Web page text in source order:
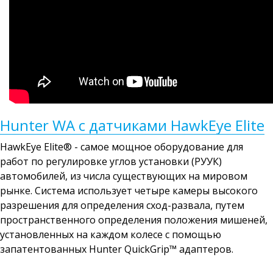
Hunter WA с датчиками HawkEye Elite
HawkEye Elite® - самое мощное оборудование для
работ по регулировке углов установки (РУУК)
автомобилей, из числа существующих на мировом
рынке. Система использует четыре камеры высокого
разрешения для определения сход-развала, путем
пространственного определения положения мишеней,
установленных на каждом колесе с помощью
запатентованных Hunter QuickGrip™ адаптеров.